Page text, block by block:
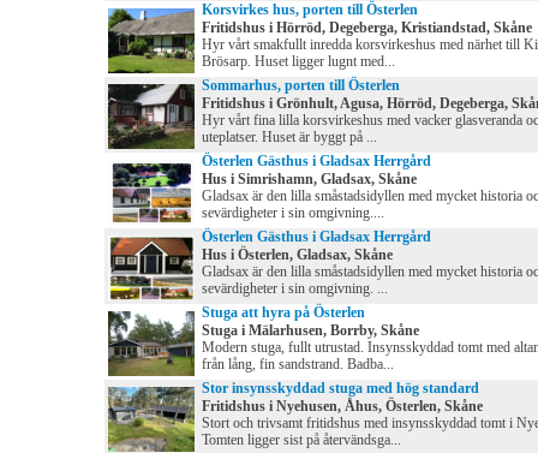
Korsvirkes hus, porten till Österlen
Fritidshus i Hörröd, Degeberga, Kristiandstad, Skåne
Hyr vårt smakfullt inredda korsvirkeshus med närhet till
Brösarp. Huset ligger lugnt med...
Sommarhus, porten till Österlen
Fritidshus i Grönhult, Agusa, Hörröd, Degeberga,
Hyr vårt fina lilla korsvirkeshus med vacker glasveranda
uteplatser. Huset är byggt på ...
Österlen Gästhus i Gladsax Herrgård
Hus i Simrishamn, Gladsax, Skåne
Gladsax är den lilla småstadsidyllen med mycket historia
sevärdigheter i sin omgivning....
Österlen Gästhus i Gladsax Herrgård
Hus i Österlen, Gladsax, Skåne
Gladsax är den lilla småstadsidyllen med mycket historia
sevärdigheter i sin omgivning. ...
Stuga att hyra på Österlen
Stuga i Mälarhusen, Borrby, Skåne
Modern stuga, fullt utrustad. Insynsskyddad tomt med
från lång, fin sandstrand. Badba...
Stor insynsskyddad stuga med hög standard
Fritidshus i Nyehusen, Åhus, Österlen, Skåne
Stort och trivsamt fritidshus med insynsskyddad tomt i
Tomten ligger sist på återvändsga...